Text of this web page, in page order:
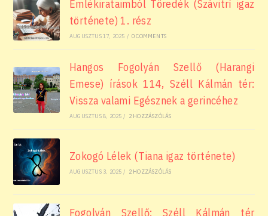
Emlékirataimból Töredék (Szávitrí igaz
története) 1. rész
AUGUSZTUS 17, 2025 / 0 COMMENTS
Hangos Fogolyán Szellő (Harangi
Emese) írások 114, Széll Kálmán tér:
Vissza valami Egésznek a gerincéhez
AUGUSZTUS 8, 2025 / 2 HOZZÁSZÓLÁS
Zokogó Lélek (Tiana igaz története)
AUGUSZTUS 3, 2025 / 2 HOZZÁSZÓLÁS
Fogolyán Szellő: Széll Kálmán tér